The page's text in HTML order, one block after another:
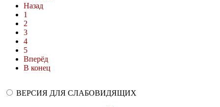
Назад
1
2
3
4
5
Вперёд
В конец
ВЕРСИЯ ДЛЯ СЛАБОВИДЯЩИХ